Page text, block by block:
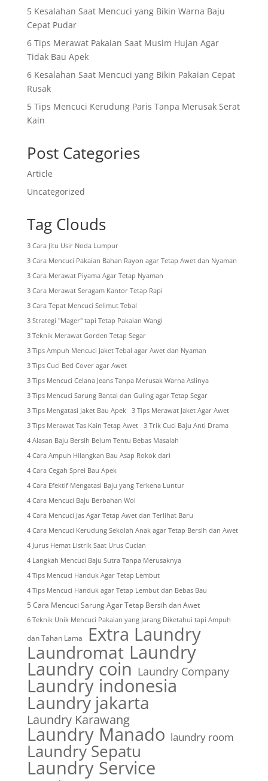
5 Kesalahan Saat Mencuci yang Bikin Warna Baju
Cepat Pudar
6 Tips Merawat Pakaian Saat Musim Hujan Agar
Tidak Bau Apek
6 Kesalahan Saat Mencuci yang Bikin Pakaian Cepat
Rusak
5 Tips Mencuci Kerudung Paris Tanpa Merusak Serat
Kain
Post Categories
Article
Uncategorized
Tag Clouds
3 Cara Jitu Usir Noda Lumpur
3 Cara Mencuci Pakaian Bahan Rayon agar Tetap Awet dan Nyaman
3 Cara Merawat Piyama Agar Tetap Nyaman
3 Cara Merawat Seragam Kantor Tetap Rapi
3 Cara Tepat Mencuci Selimut Tebal
3 Strategi "Mager" tapi Tetap Pakaian Wangi
3 Teknik Merawat Gorden Tetap Segar
3 Tips Ampuh Mencuci Jaket Tebal agar Awet dan Nyaman
3 Tips Cuci Bed Cover agar Awet
3 Tips Mencuci Celana Jeans Tanpa Merusak Warna Aslinya
3 Tips Mencuci Sarung Bantal dan Guling agar Tetap Segar
3 Tips Mengatasi Jaket Bau Apek
3 Tips Merawat Jaket Agar Awet
3 Tips Merawat Tas Kain Tetap Awet
3 Trik Cuci Baju Anti Drama
4 Alasan Baju Bersih Belum Tentu Bebas Masalah
4 Cara Ampuh Hilangkan Bau Asap Rokok dari
4 Cara Cegah Sprei Bau Apek
4 Cara Efektif Mengatasi Baju yang Terkena Luntur
4 Cara Mencuci Baju Berbahan Wol
4 Cara Mencuci Jas Agar Tetap Awet dan Terlihat Baru
4 Cara Mencuci Kerudung Sekolah Anak agar Tetap Bersih dan Awet
4 Jurus Hemat Listrik Saat Urus Cucian
4 Langkah Mencuci Baju Sutra Tanpa Merusaknya
4 Tips Mencuci Handuk Agar Tetap Lembut
4 Tips Mencuci Handuk agar Tetap Lembut dan Bebas Bau
5 Cara Mencuci Sarung Agar Tetap Bersih dan Awet
6 Teknik Unik Mencuci Pakaian yang Jarang Diketahui tapi Ampuh
dan Tahan Lama Extra Laundry
Laundromat Laundry
Laundry coin Laundry Company
Laundry indonesia
Laundry jakarta
Laundry Karawang
Laundry Manado laundry room
Laundry Sepatu
Laundry Service